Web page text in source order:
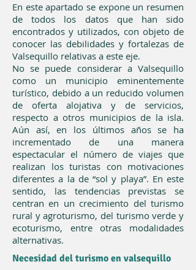
En este apartado se expone un resumen
de todos los datos que han sido
encontrados y utilizados, con objeto de
conocer las debilidades y fortalezas de
Valsequillo relativas a este eje.
No se puede considerar a Valsequillo
como un municipio eminentemente
turístico, debido a un reducido volumen
de oferta alojativa y de servicios,
respecto a otros municipios de la isla.
Aún así, en los últimos años se ha
incrementado de una manera
espectacular el número de viajes que
realizan los turistas con motivaciones
diferentes a la de “sol y playa”. En este
sentido, las tendencias previstas se
centran en un crecimiento del turismo
rural y agroturismo, del turismo verde y
ecoturismo, entre otras modalidades
alternativas.
Necesidad del turismo en valsequillo